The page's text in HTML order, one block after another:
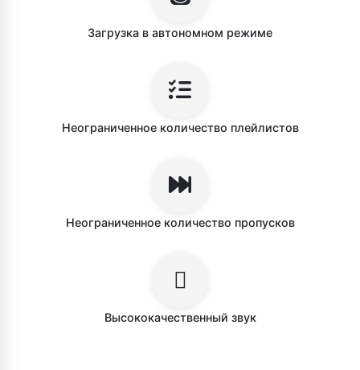
Загрузка в автономном режиме
Неограниченное количество плейлистов
Неограниченное количество пропусков
Высококачественный звук